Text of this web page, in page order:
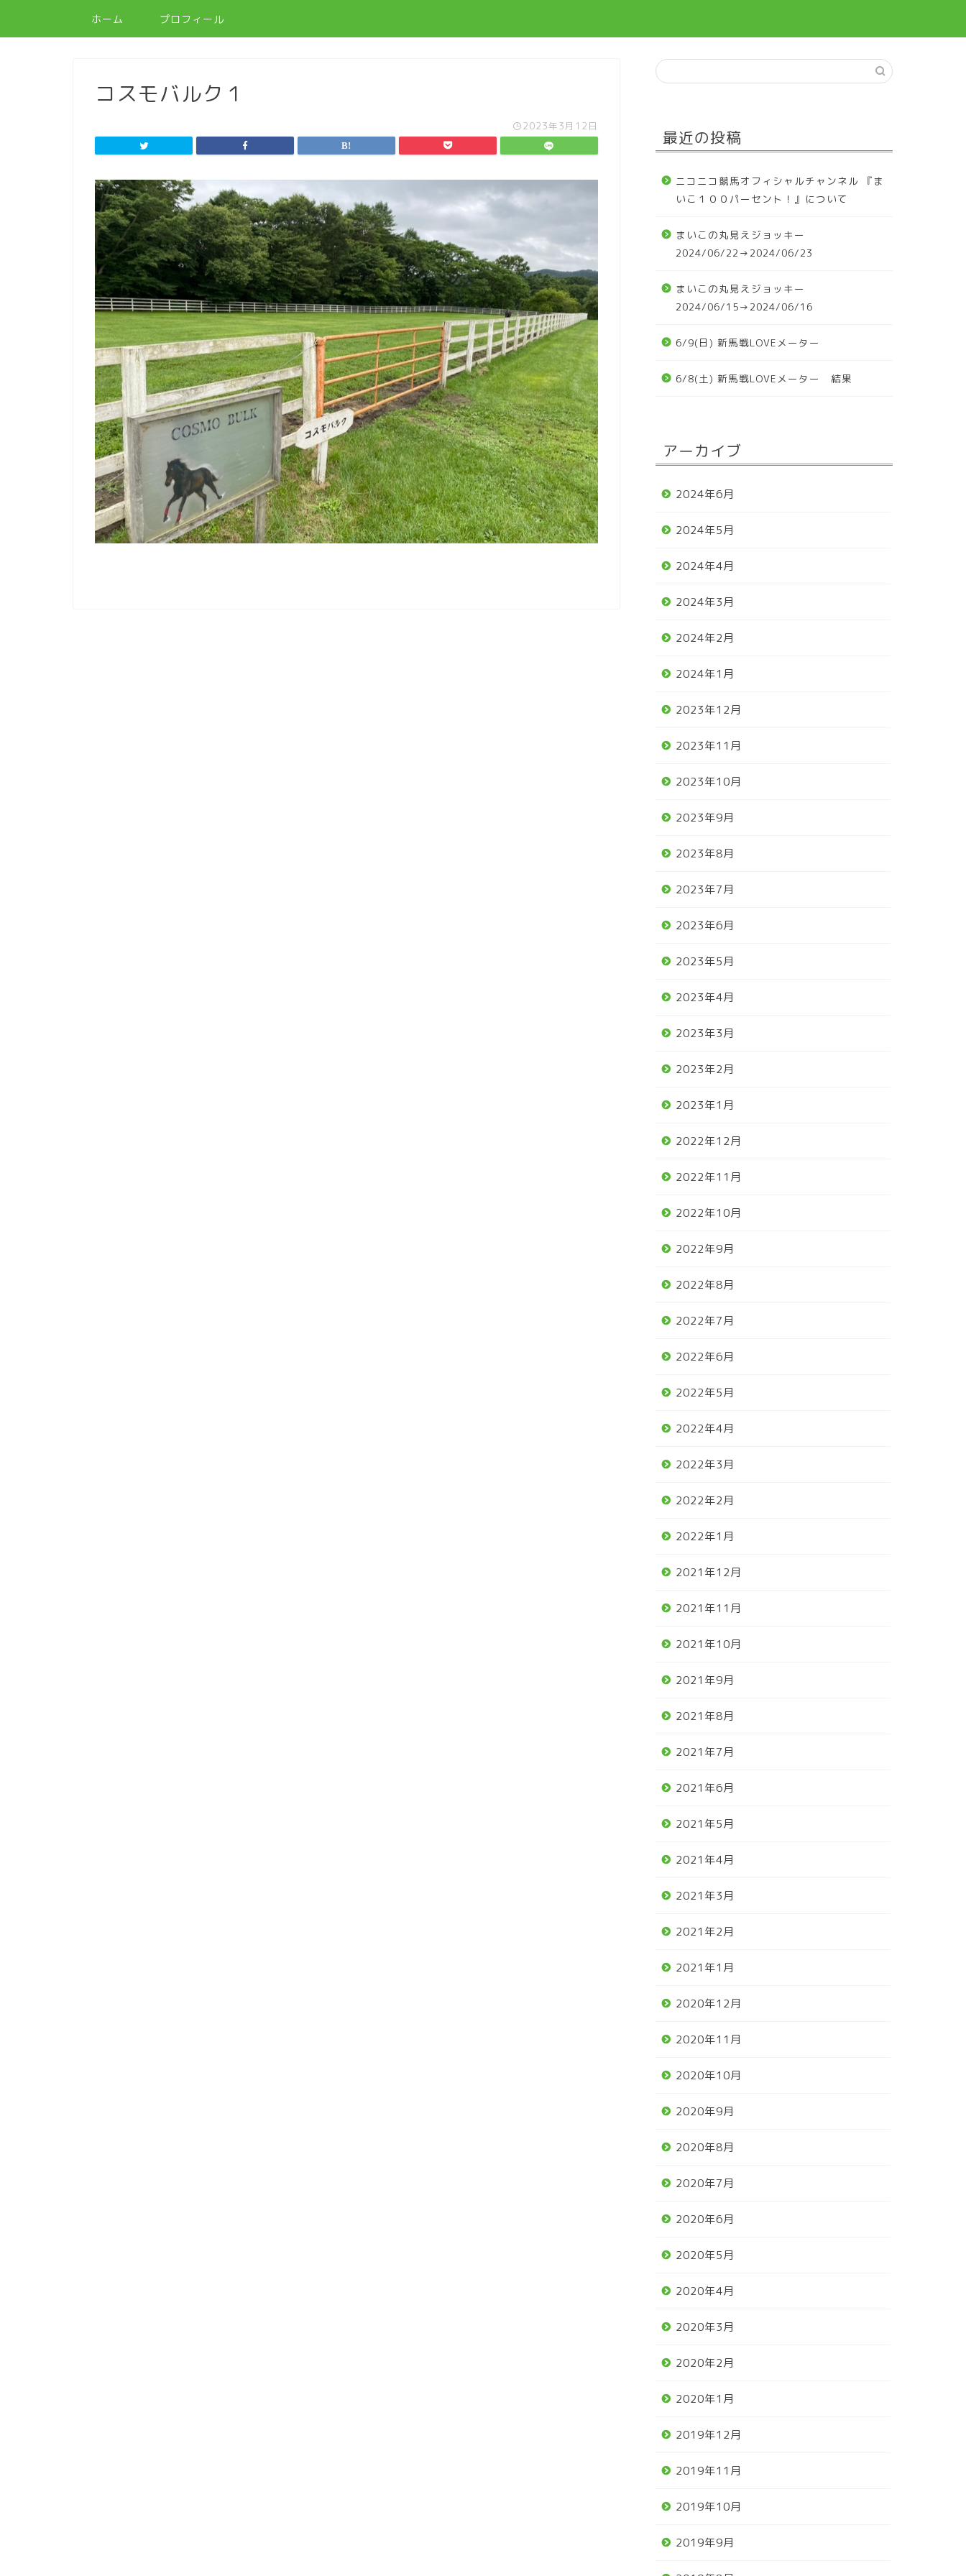
ホーム プロフィール
コスモバルク１
2023年3月12日
最近の投稿
ニコニコ競馬オフィシャルチャンネル 『ま
いこ１００パーセント！』について
まいこの丸見えジョッキー
2024/06/22→2024/06/23
まいこの丸見えジョッキー
2024/06/15→2024/06/16
6/9(日) 新馬戦LOVEメーター
6/8(土) 新馬戦LOVEメーター 結果
アーカイブ
2024年6月
2024年5月
2024年4月
2024年3月
2024年2月
2024年1月
2023年12月
2023年11月
2023年10月
2023年9月
2023年8月
2023年7月
2023年6月
2023年5月
2023年4月
2023年3月
2023年2月
2023年1月
2022年12月
2022年11月
2022年10月
2022年9月
2022年8月
2022年7月
2022年6月
2022年5月
2022年4月
2022年3月
2022年2月
2022年1月
2021年12月
2021年11月
2021年10月
2021年9月
2021年8月
2021年7月
2021年6月
2021年5月
2021年4月
2021年3月
2021年2月
2021年1月
2020年12月
2020年11月
2020年10月
2020年9月
2020年8月
2020年7月
2020年6月
2020年5月
2020年4月
2020年3月
2020年2月
2020年1月
2019年12月
2019年11月
2019年10月
2019年9月